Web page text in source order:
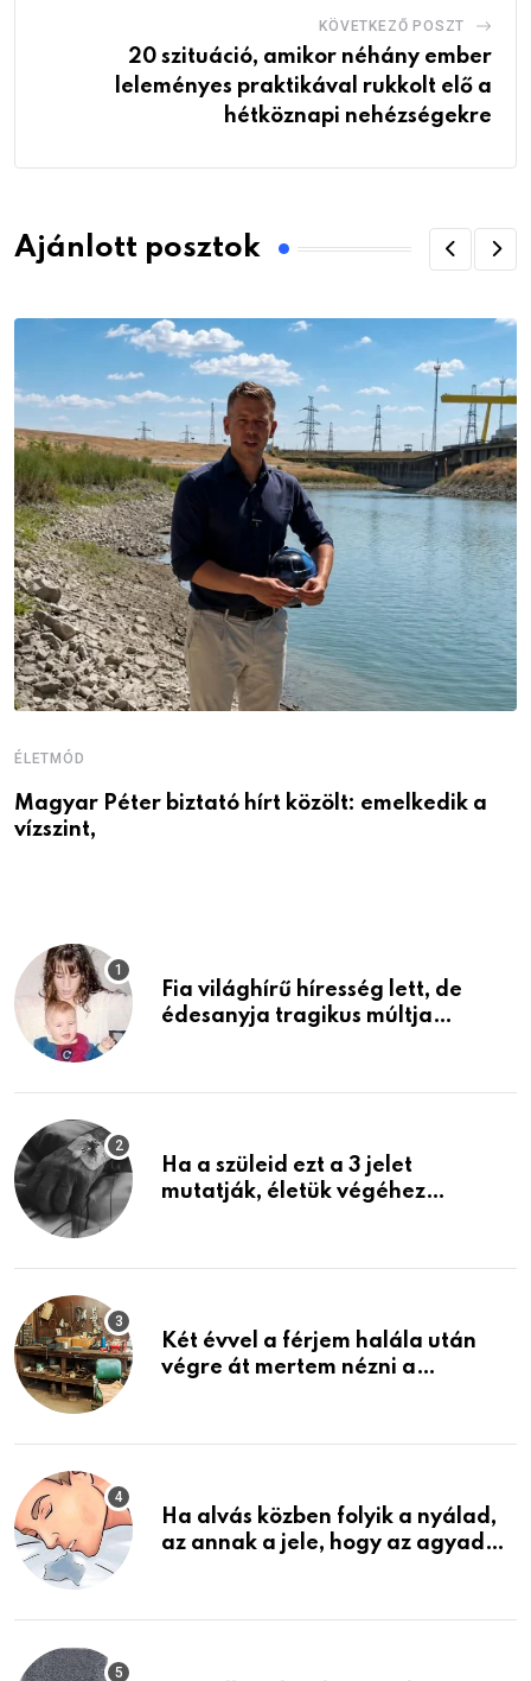
KÖVETKEZŐ POSZT
20 szituáció, amikor néhány ember
leleményes praktikával rukkolt elő a
hétköznapi nehézségekre
Ajánlott posztok
ÉLETMÓD
Magyar Péter biztató hírt közölt: emelkedik a
vízszint,
Fia világhírű híresség lett, de
édesanyja tragikus múltja
Ha a szüleid ezt a 3 jelet
mutatják, életük végéhez
Két évvel a férjem halála után
végre át mertem nézni a
életemet
Ha alvás közben folyik a nyálad,
az annak a jele, hogy az agyad…